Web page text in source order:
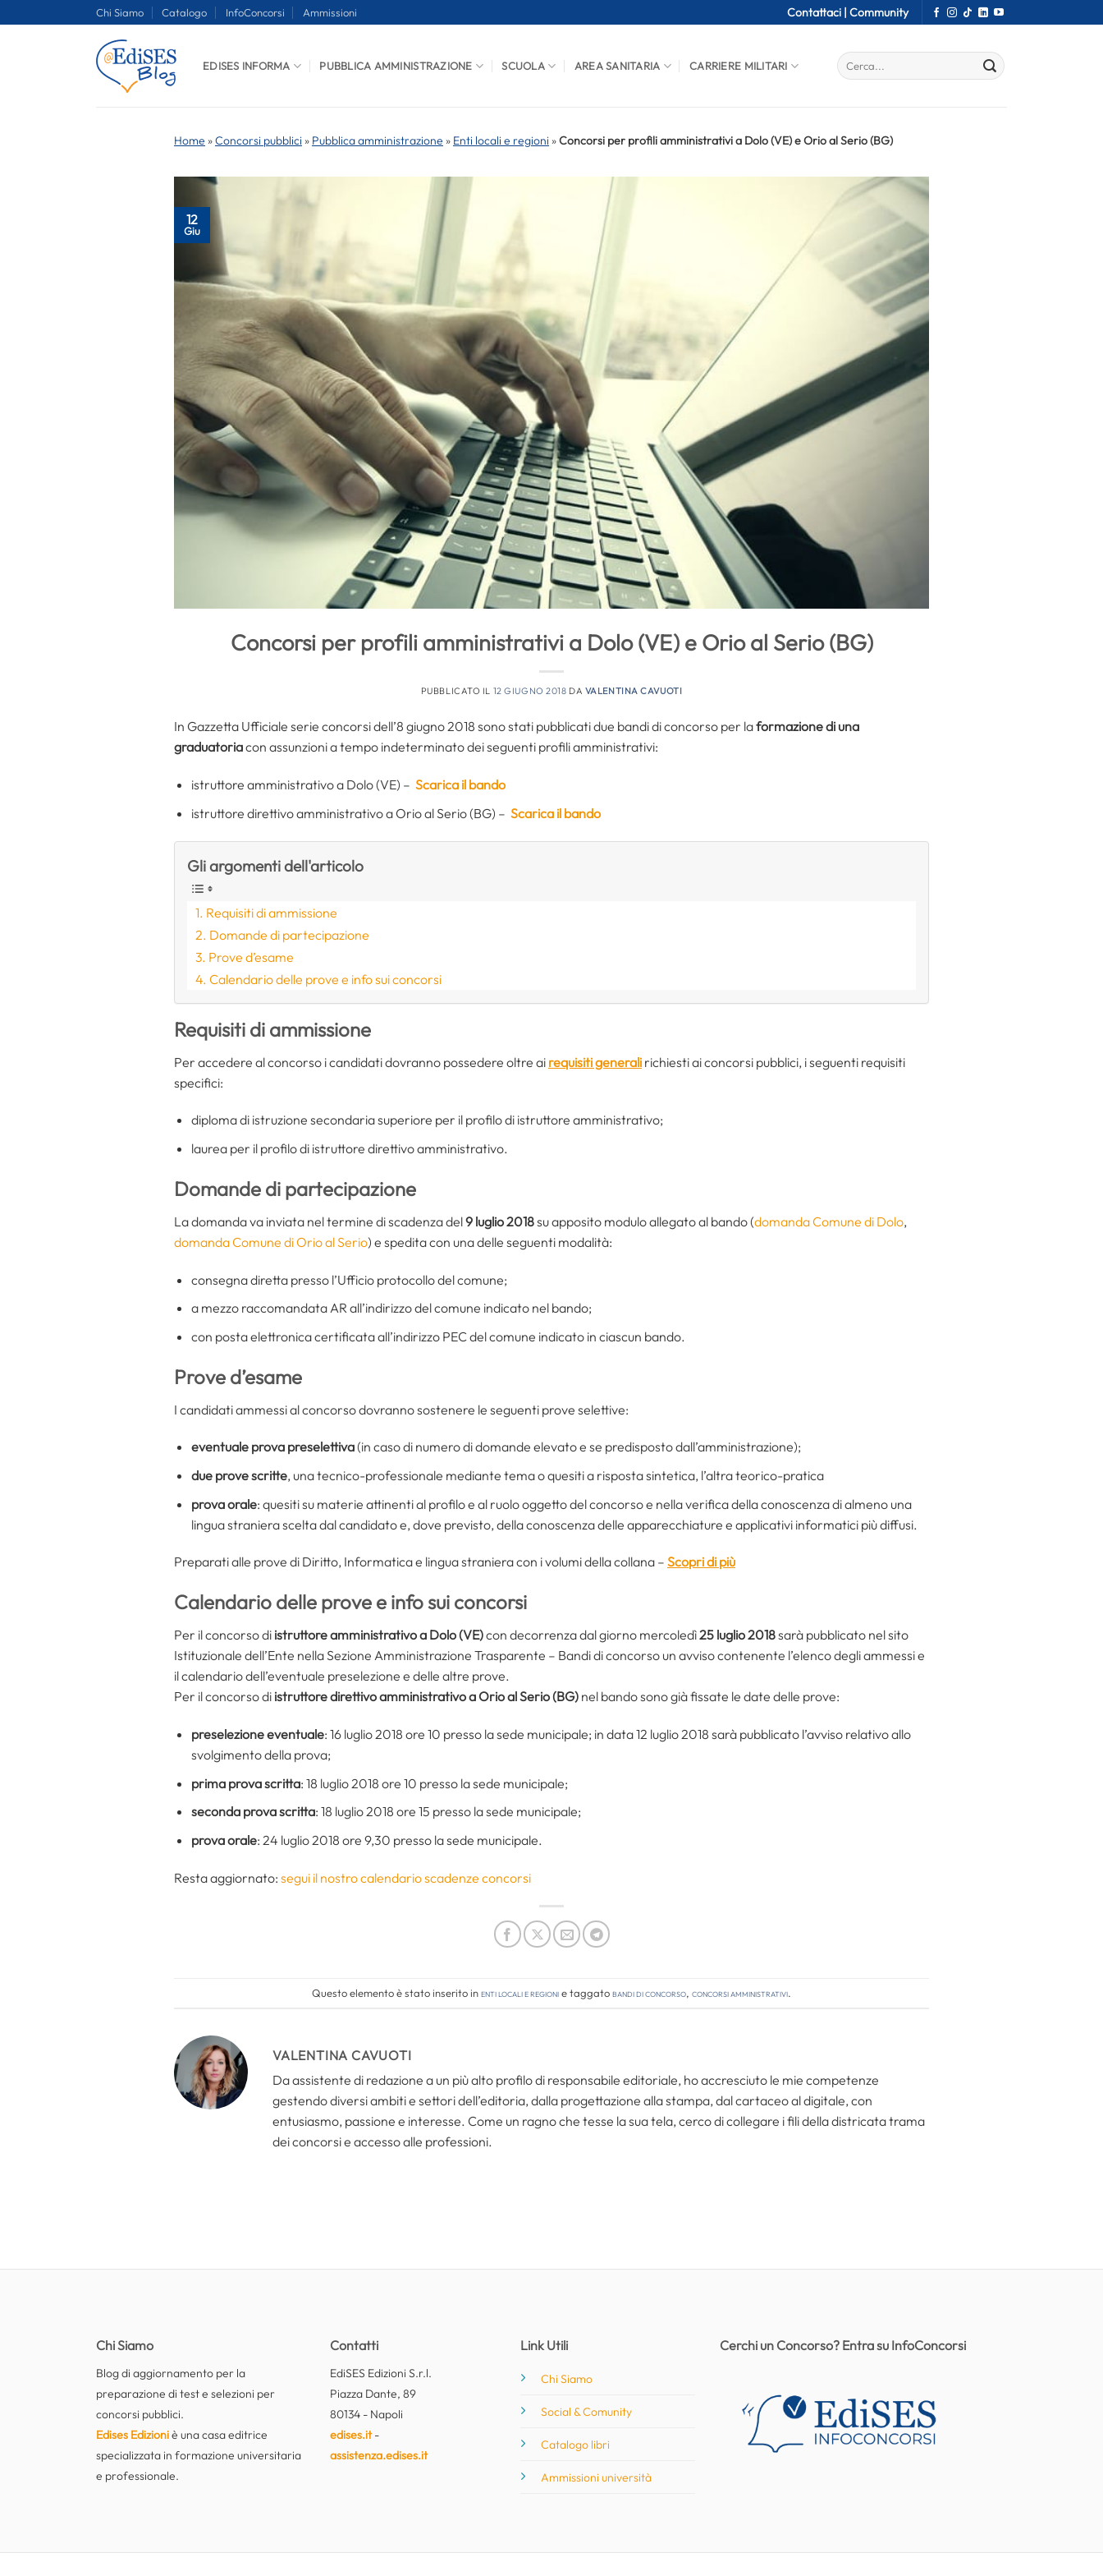
Chi Siamo Catalogo InfoConcorsi Ammissioni Contattaci | Community
EDISES INFORMA PUBBLICA AMMINISTRAZIONE SCUOLA AREA SANITARIA CARRIERE MILITARI
Home »Concorsi pubblici » Pubblica amministrazione » Enti locali e regioni »Concorsi per profili amministrativi a Dolo (VE) e Orio al Serio (BG)
12
Giu
Concorsi per profili amministrativi a Dolo (VE) e Orio al Serio (BG)
PUBBLICATO IL 12 GIUGNO 2018 DA VALENTINA CAVUOTI
In Gazzetta Ufficiale serie concorsi dell’8 giugno 2018 sono stati pubblicati due bandi di concorso per laformazione di una
graduatoriacon assunzioni a tempo indeterminato dei seguenti profili amministrativi:
istruttore amministrativo a Dolo (VE) – Scarica il bando
istruttore direttivo amministrativo a Orio al Serio (BG) – Scarica il bando
Gli argomenti dell'articolo
Requisiti di ammissione
Domande di partecipazione
Prove d’esame
Calendario delle prove e info sui concorsi
Requisiti di ammissione
Per accedere al concorso i candidati dovranno possedere oltre ai requisiti generali richiesti ai concorsi pubblici, i seguenti requisiti
specifici:
diploma di istruzione secondaria superiore per il profilo di istruttore amministrativo;
laurea per il profilo di istruttore direttivo amministrativo.
Domande di partecipazione
La domanda va inviata nel termine di scadenza del9 luglio 2018su apposito modulo allegato al bando (domanda Comune di Dolo,
domanda Comune di Orio al Serio) e spedita con una delle seguenti modalità:
consegna diretta presso l’Ufficio protocollo del comune;
a mezzo raccomandata AR all’indirizzo del comune indicato nel bando;
con posta elettronica certificata all’indirizzo PEC del comune indicato in ciascun bando.
Prove d’esame
I candidati ammessi al concorso dovranno sostenere le seguenti prove selettive:
eventuale prova preselettiva(in caso di numero di domande elevato e se predisposto dall’amministrazione);
due prove scritte, una tecnico-professionale mediante tema o quesiti a risposta sintetica, l’altra teorico-pratica
prova orale: quesiti su materie attinenti al profilo e al ruolo oggetto del concorso e nella verifica della conoscenza di almeno una
lingua straniera scelta dal candidato e, dove previsto, della conoscenza delle apparecchiature e applicativi informatici più diffusi.
Preparati alle prove di Diritto, Informatica e lingua straniera con i volumi della collana – Scopri di più
Calendario delle prove e info sui concorsi
Per il concorso di istruttore amministrativo a Dolo (VE)con decorrenza dal giorno mercoledì25 luglio 2018sarà pubblicato nel sito
Istituzionale dell’Ente nella Sezione Amministrazione Trasparente – Bandi di concorso un avviso contenente l’elenco degli ammessi e
il calendario dell’eventuale preselezione e delle altre prove.
Per il concorso di istruttore direttivo amministrativo a Orio al Serio (BG) nel bando sono già fissate le date delle prove:
preselezione eventuale: 16 luglio 2018 ore 10 presso la sede municipale; in data 12 luglio 2018 sarà pubblicato l’avviso relativo allo
svolgimento della prova;
prima prova scritta: 18 luglio 2018 ore 10 presso la sede municipale;
seconda prova scritta: 18 luglio 2018 ore 15 presso la sede municipale;
prova orale: 24 luglio 2018 ore 9,30 presso la sede municipale.
Resta aggiornato: segui il nostro calendario scadenze concorsi
Questo elemento è stato inserito inEnti locali e regionie taggatobandi di concorso, concorsi amministrativi.
VALENTINA CAVUOTI
Da assistente di redazione a un più alto profilo di responsabile editoriale, ho accresciuto le mie competenze
gestendo diversi ambiti e settori dell’editoria, dalla progettazione alla stampa, dal cartaceo al digitale, con
entusiasmo, passione e interesse. Come un ragno che tesse la sua tela, cerco di collegare i fili della districata trama
dei concorsi e accesso alle professioni.
Chi Siamo
Blog di aggiornamento per la
preparazione di test e selezioni per
concorsi pubblici.
Edises Edizioniè una casa editrice
specializzata in formazione universitaria
e professionale.
Contatti
EdiSES Edizioni S.r.l.
Piazza Dante, 89
80134 - Napoli
edises.it-
assistenza.edises.it
Link Utili
Chi Siamo
Social & Comunity
Catalogo libri
Ammissioni università
Cerchi un Concorso? Entra su InfoConcorsi